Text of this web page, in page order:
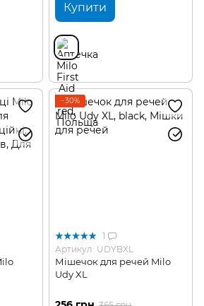
Купити
−30%
1
Артикул: UDYBXL
Мішечок для речей Milo
Udy XL